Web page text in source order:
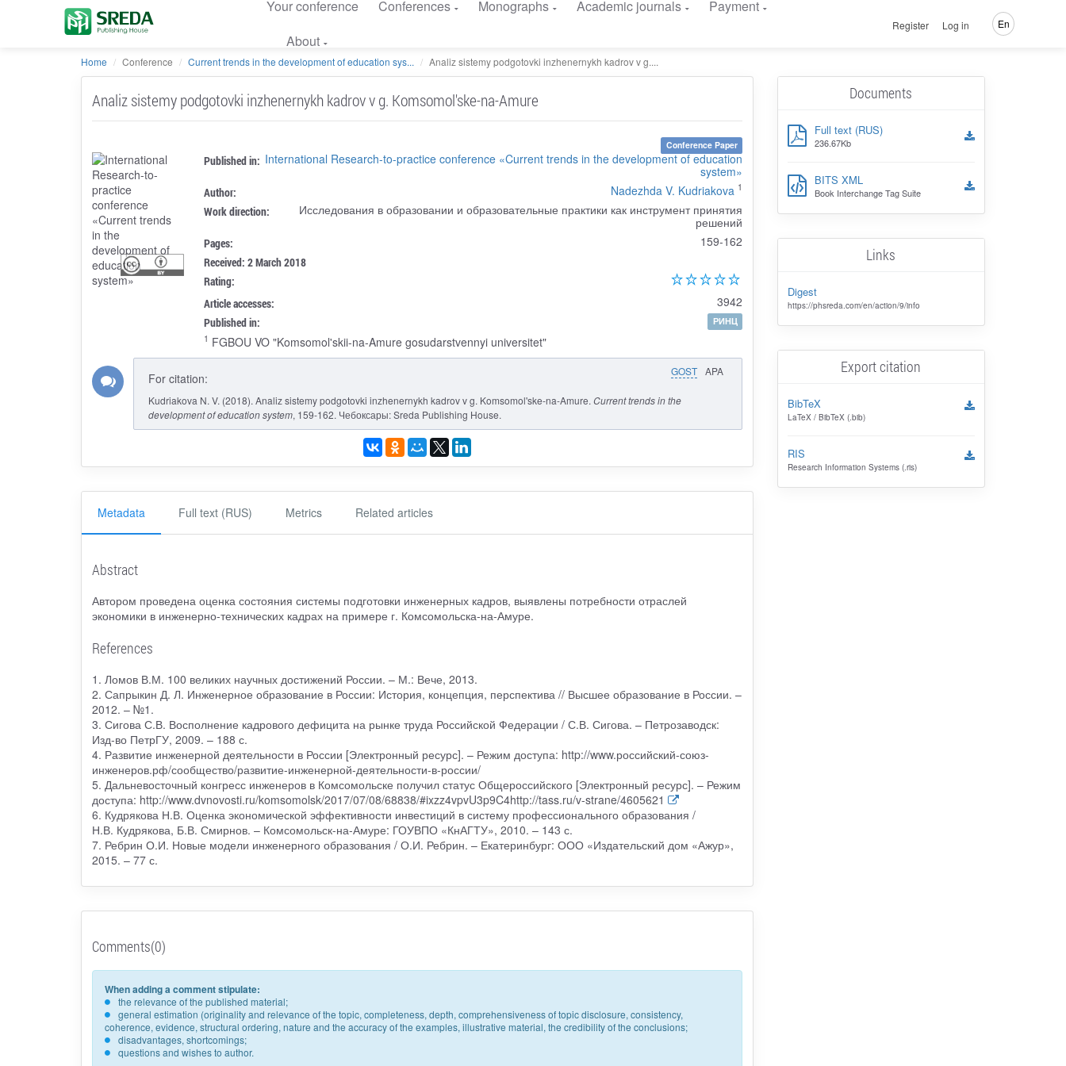
Your conference Conferences Monographs Academic journals
Payment
About
Register Log in En
Home Conference Current trends in the development of education sys... Analiz sistemy podgotovki inzhenernykh kadrov v g....
Analiz sistemy podgotovki inzhenernykh kadrov v g. Komsomol'ske-na-Amure
Conference Paper
Published in: International Research-to-practice conference «Current trends in the development of education
system»
Author: Nadezhda V. Kudriakova 1
Work direction:
Исследования в образовании и образовательные практики как инструмент принятия
решений
Pages: 159-162
Received: 2 March 2018
Rating:
Article accesses:
3942
Published in:
РИНЦ
1 FGBOU VO "Komsomol'skii-na-Amure gosudarstvennyi universitet"
GOST APA
For citation:
Kudriakova N. V. (2018). Analiz sistemy podgotovki inzhenernykh kadrov v g. Komsomol'ske-na-Amure. Current trends in the
development of education system, 159-162. Чебоксары: Sreda Publishing House.
Metadata Full text (RUS) Metrics Related articles
Abstract
Автором проведена оценка состояния системы подготовки инженерных кадров, выявлены потребности отраслей
экономики в инженерно-технических кадрах на примере г. Комсомольска-на-Амуре.
References
1. Ломов В.М. 100 великих научных достижений России. – М.: Вече, 2013.
2. Сапрыкин Д. Л. Инженерное образование в России: История, концепция, перспектива // Высшее образование в России. –
2012. – №1.
3. Сигова С.В. Восполнение кадрового дефицита на рынке труда Российской Федерации / С.В. Сигова. – Петрозаводск:
Изд-во ПетрГУ, 2009. – 188 с.
4. Развитие инженерной деятельности в России [Электронный ресурс]. – Режим доступа: http://www.российский-союз-
инженеров.рф/сообщество/развитие-инженерной-деятельности-в-россии/
5. Дальневосточный конгресс инженеров в Комсомольске получил статус Общероссийского [Электронный ресурс]. – Режим
доступа: http://www.dvnovosti.ru/komsomolsk/2017/07/08/68838/#ixzz4vpvU3p9C4http://tass.ru/v-strane/4605621
6. Кудрякова Н.В. Оценка экономической эффективности инвестиций в систему профессионального образования /
Н.В. Кудрякова, Б.В. Смирнов. – Комсомольск-на-Амуре: ГОУВПО «КнАГТУ», 2010. – 143 с.
7. Ребрин О.И. Новые модели инженерного образования / О.И. Ребрин. – Екатеринбург: ООО «Издательский дом «Ажур»,
2015. – 77 с.
Comments(0)
When adding a comment stipulate:
the relevance of the published material;
general estimation (originality and relevance of the topic, completeness, depth, comprehensiveness of topic disclosure, consistency,
coherence, evidence, structural ordering, nature and the accuracy of the examples, illustrative material, the credibility of the conclusions;
disadvantages, shortcomings;
questions and wishes to author.
Documents
Full text (RUS)
236.67Kb
BITS XML
Book Interchange Tag Suite
Links
Digest
https://phsreda.com/en/action/9/info
Export citation
BibTeX
LaTeX / BibTeX (.bib)
RIS
Research Information Systems (.ris)